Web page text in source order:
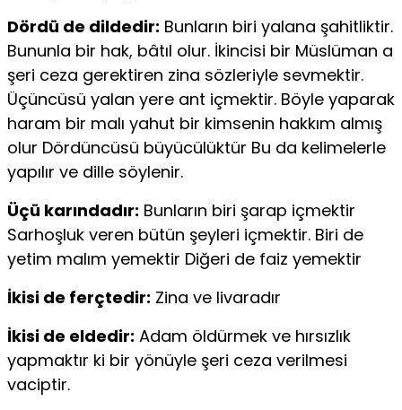
Dördü de dildedir: Bunların biri yalana şahitliktir.
Bu­nunla bir hak, bâtıl olur. İkincisi bir Müslüman a
şeri ceza ge­rektiren zina sözleriyle sevmektir.
Üçüncüsü yalan yere ant içmektir. Böyle yaparak
haram bir malı yahut bir kimsenin hakkım almış
olur Dördüncüsü büyücülüktür Bu da keli­melerle
yapılır ve dille söylenir.
Üçü karındadır: Bunların biri şarap içmektir
Sarhoşluk veren bütün şeyleri içmektir. Biri de
yetim malım yemektir Diğeri de faiz yemektir
İkisi de ferçtedir: Zina ve livaradır
İkisi de eldedir: Adam öldürmek ve hırsızlık
yapmaktır ki bir yönüyle şeri ceza verilmesi
vaciptir.